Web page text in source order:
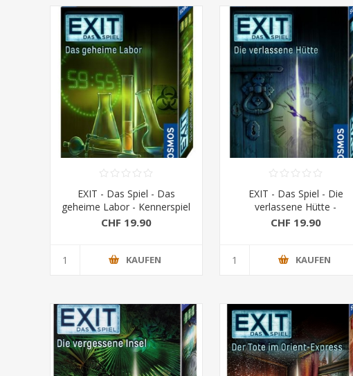
EXIT - Das Spiel - Das
geheime Labor - Kennerspiel
des Jahres 2017
CHF 19.90
KAUFEN
EXIT - Das Spiel - Die
verlassene Hütte -
Kennerspiel des Jahres 2017
CHF 19.90
KAUFEN